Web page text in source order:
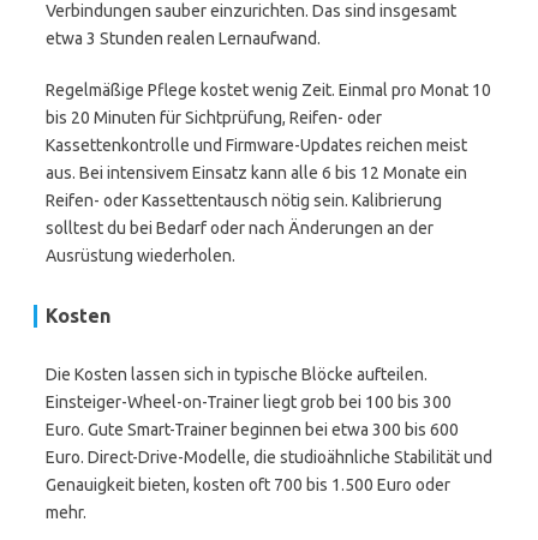
Verbindungen sauber einzurichten. Das sind insgesamt
etwa 3 Stunden realen Lernaufwand.
Regelmäßige Pflege kostet wenig Zeit. Einmal pro Monat 10
bis 20 Minuten für Sichtprüfung, Reifen- oder
Kassettenkontrolle und Firmware-Updates reichen meist
aus. Bei intensivem Einsatz kann alle 6 bis 12 Monate ein
Reifen- oder Kassettentausch nötig sein. Kalibrierung
solltest du bei Bedarf oder nach Änderungen an der
Ausrüstung wiederholen.
Kosten
Die Kosten lassen sich in typische Blöcke aufteilen.
Einsteiger-Wheel-on-Trainer liegt grob bei 100 bis 300
Euro. Gute Smart-Trainer beginnen bei etwa 300 bis 600
Euro. Direct-Drive-Modelle, die studioähnliche Stabilität und
Genauigkeit bieten, kosten oft 700 bis 1.500 Euro oder
mehr.